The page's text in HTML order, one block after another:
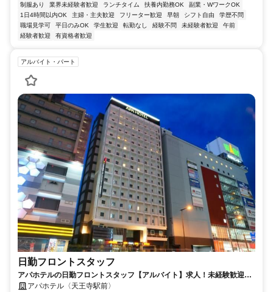
制服あり 業界未経験者歓迎 ランチタイム 扶養内勤務OK
副業・WワークOK
1日4時間以内OK
主婦・主夫歓迎 フリーター歓迎 早朝 シフト自由
学歴不問
職場見学可
平日のみOK 学生歓迎 転勤なし 経験不問 未経験者歓迎
午前
経験者歓迎
有資格者歓迎
アルバイト・パート
日勤フロントスタッフ
アパホテルの日勤フロントスタッフ【アルバイト】求人！未経験歓迎＆
研修充実で安心スタート
アパホテル〈天王寺駅前〉